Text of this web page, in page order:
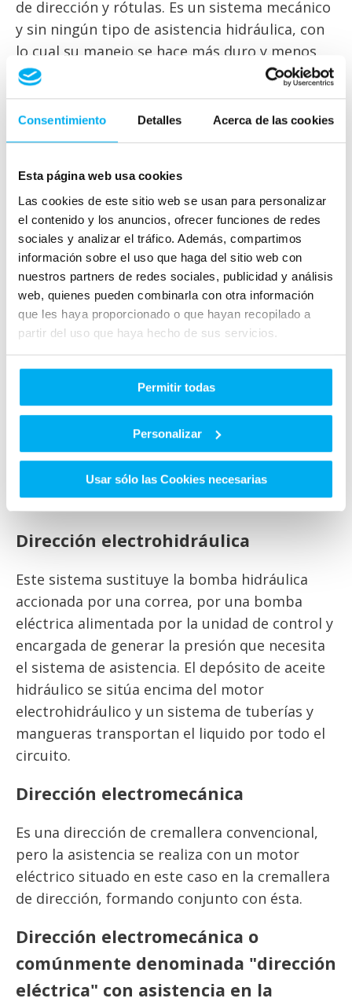
Consentimiento Detalles Acerca de las cookies
Esta página web usa cookies
Las cookies de este sitio web se usan para personalizar
el contenido y los anuncios, ofrecer funciones de redes
sociales y analizar el tráfico. Además, compartimos
información sobre el uso que haga del sitio web con
nuestros partners de redes sociales, publicidad y análisis
web, quienes pueden combinarla con otra información
que les haya proporcionado o que hayan recopilado a
partir del uso que haya hecho de sus servicios.
Permitir todas
Personalizar
Usar sólo las Cookies necesarias
de dirección y rótulas. Es un sistema mecánico
y sin ningún tipo de asistencia hidráulica, con
lo cual su manejo se hace más duro y menos
confortable. De hecho, en los vehículos
actuales está en desuso.
Este tipo de dirección utiliza energía hidráulica
en su funcionamiento. Está formada por el
volante, columna de dirección, cremallera,
bomba hidráulica, tuberías y depósito de
liquido hidráulico. Con todo este sistema se
consigue que, a través de un fluido, el
conductor tenga que realizar menor esfuerzo
en las maniobras de dirección. La bomba
través de la correa auxiliar o correa de
accesorios, generando presión hidráulica para
la asistencia de la cremallera. La presión
circula a través de tuberías en todo el circuito.
Este tipo de dirección es fácilmente
identificable porque los componentes se
encuentran visibles.
Dirección electrohidráulica
Este sistema sustituye la bomba hidráulica
accionada por una correa, por una bomba
eléctrica alimentada por la unidad de control y
encargada de generar la presión que necesita
el sistema de asistencia. El depósito de aceite
hidráulico se sitúa encima del motor
electrohidráulico y un sistema de tuberías y
mangueras transportan el liquido por todo el
circuito.
Dirección electromecánica
Es una dirección de cremallera convencional,
pero la asistencia se realiza con un motor
eléctrico situado en este caso en la cremallera
de dirección, formando conjunto con ésta.
Dirección electromecánica o
comúnmente denominada "dirección
eléctrica" con asistencia en la